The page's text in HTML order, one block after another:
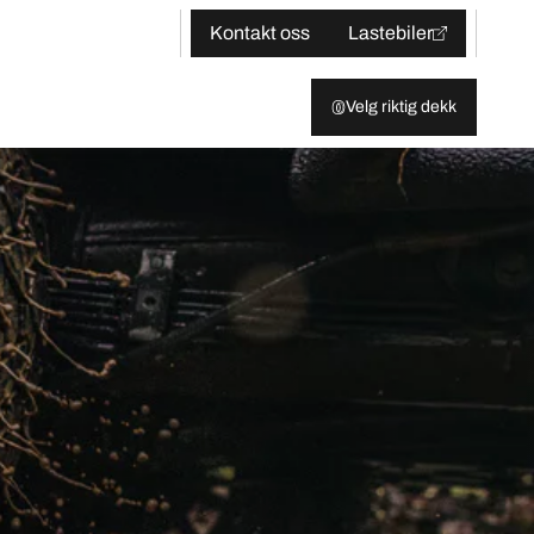
Kontakt oss Lastebiler
Velg riktig dekk